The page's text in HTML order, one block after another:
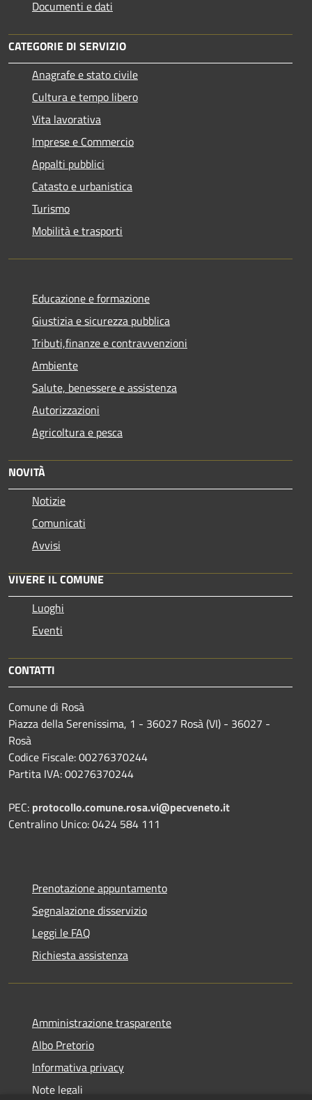
Documenti e dati
CATEGORIE DI SERVIZIO
Anagrafe e stato civile
Cultura e tempo libero
Vita lavorativa
Imprese e Commercio
Appalti pubblici
Catasto e urbanistica
Turismo
Mobilità e trasporti
Educazione e formazione
Giustizia e sicurezza pubblica
Tributi,finanze e contravvenzioni
Ambiente
Salute, benessere e assistenza
Autorizzazioni
Agricoltura e pesca
NOVITÀ
Notizie
Comunicati
Avvisi
VIVERE IL COMUNE
Luoghi
Eventi
CONTATTI
Comune di Rosà
Piazza della Serenissima, 1 - 36027 Rosà (VI) - 36027 -
Rosà
Codice Fiscale: 00276370244
Partita IVA: 00276370244
PEC: protocollo.comune.rosa.vi@pecveneto.it
Centralino Unico: 0424 584 111
Prenotazione appuntamento
Segnalazione disservizio
Leggi le FAQ
Richiesta assistenza
Amministrazione trasparente
Albo Pretorio
Informativa privacy
Note legali